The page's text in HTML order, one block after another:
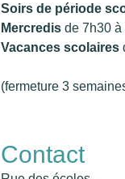
Soirs de période
Mercredis de 7h30 à
Vacances scolaires
(fermeture 3
Contact